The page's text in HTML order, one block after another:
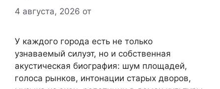
4 августа, 2026 от
У каждого города есть не только
узнаваемый силуэт, но и собственная
акустическая биография: шум площадей,
голоса рынков, интонации старых дворов,